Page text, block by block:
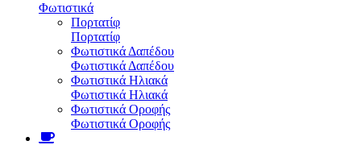
Φωτιστικά
Πορτατίφ
Πορτατίφ
Φωτιστικά Δαπέδου
Φωτιστικά Δαπέδου
Φωτιστικά Ηλιακά
Φωτιστικά Ηλιακά
Φωτιστικά Οροφής
Φωτιστικά Οροφής